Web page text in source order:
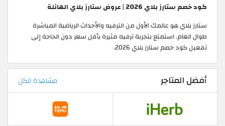
كود خصم ستارز بلاي 2026 | عروض ستارز بلاي الهائلة
ستارز بلاي هو عالمك الأول من الترفيه والأحداث الرياضية المباشرة
طوال العام. استمتع بتجربة ترفيه مثيرة بأقل سعر دون الحاجة إلى
تفعيل كود خصم ستارز بلاي 2026.
أفضل المتاجر مشاهدة الكل